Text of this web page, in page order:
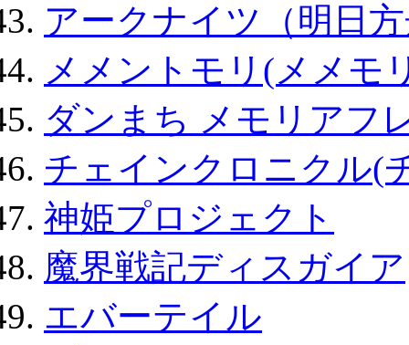
アークナイツ（明日
メメントモリ(メメモ
ダンまち メモリアフ
チェインクロニクル(
神姫プロジェクト
魔界戦記ディスガイア
エバーテイル